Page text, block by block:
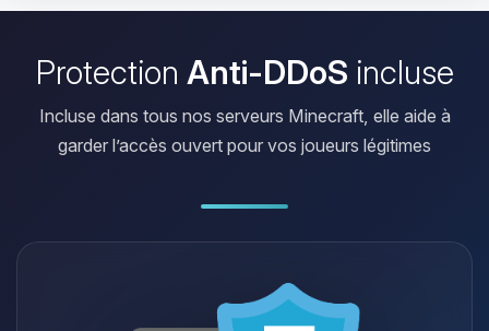
Protection Anti-DDoS incluse
Incluse dans tous nos serveurs Minecraft, elle aide à
garder l’accès ouvert pour vos joueurs légitimes